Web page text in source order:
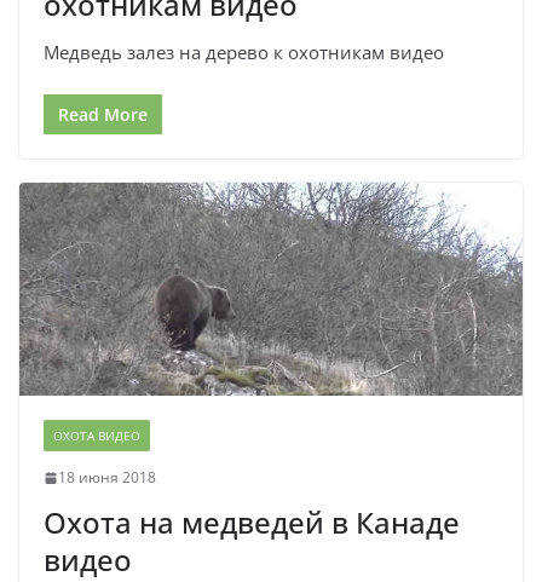
Медведь залез на дерево к охотникам видео
Read More
ОХОТА ВИДЕО
18 июня 2018
Охота на медведей в Канаде
видео